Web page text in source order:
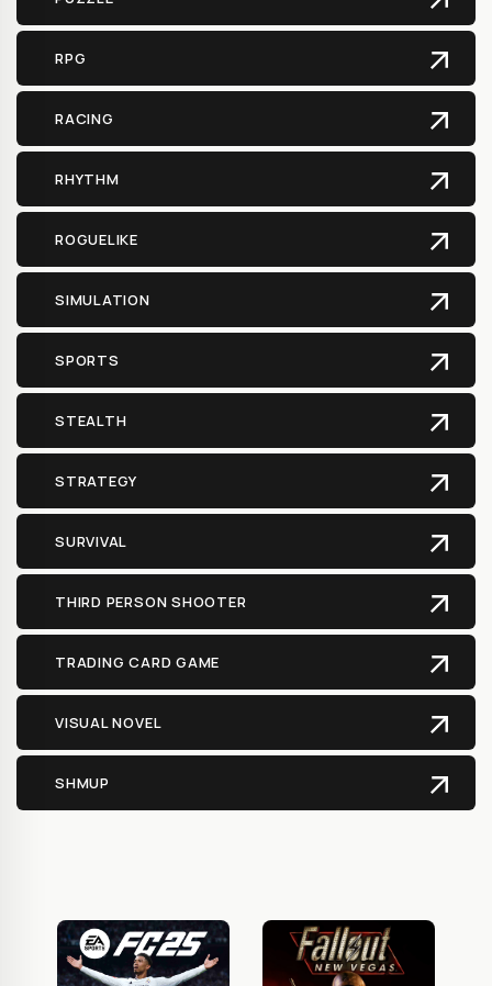
RPG
RACING
RHYTHM
ROGUELIKE
SIMULATION
SPORTS
STEALTH
STRATEGY
SURVIVAL
THIRD PERSON SHOOTER
TRADING CARD GAME
VISUAL NOVEL
SHMUP